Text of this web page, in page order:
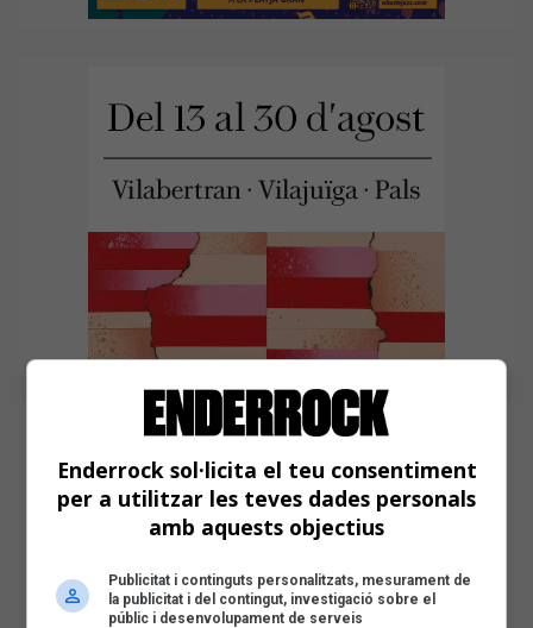
Enderrock sol·licita el teu consentiment
per a utilitzar les teves dades personals
amb aquests objectius
Publicitat i continguts personalitzats, mesurament de
la publicitat i del contingut, investigació sobre el
públic i desenvolupament de serveis